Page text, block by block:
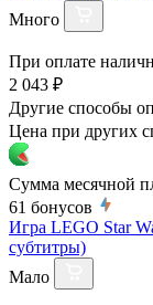
Много
При оплате
2 043 ₽
Другие способы
Цена при других
Сумма месячной
61 бонусов
Игра LEGO Star
субтитры)
Мало